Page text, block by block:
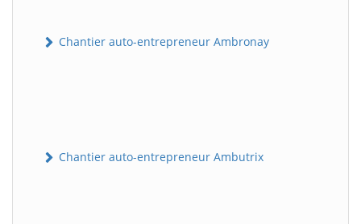
Chantier auto-entrepreneur Ambronay
Chantier auto-entrepreneur Ambutrix